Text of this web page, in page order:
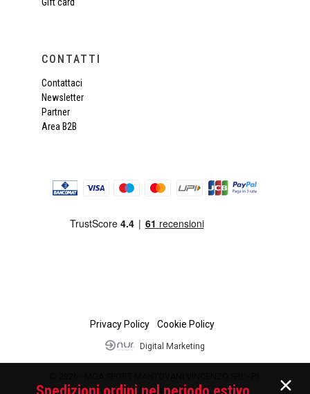
CONTATTI
Contattaci
Newsletter
Partner
Area B2B
Privacy Policy Cookie Policy
Digital Marketing
01335840201